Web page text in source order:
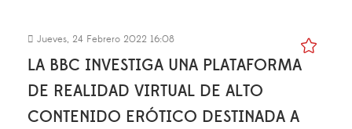
Jueves, 24 Febrero 2022 16:08
LA BBC INVESTIGA UNA PLATAFORMA
DE REALIDAD VIRTUAL DE ALTO
CONTENIDO ERÓTICO DESTINADA A